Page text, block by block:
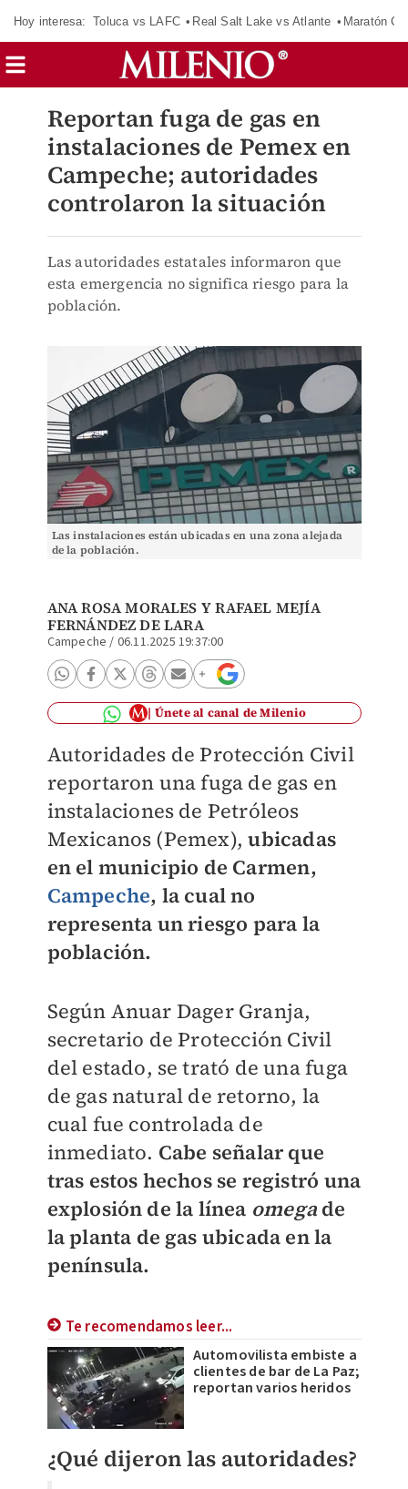
Hoy interesa: Toluca vs LAFC Real Salt Lake vs Atlante Maratón
Reportan fuga de gas en
instalaciones de Pemex en
Campeche; autoridades
controlaron la situación
Las autoridades estatales informaron que
esta emergencia no significa riesgo para la
población.
Las instalaciones están ubicadas en una zona alejada
de la población.
ANA ROSA MORALES YRAFAEL MEJÍA
FERNÁNDEZ DE LARA
Campeche / 06.11.2025 19:37:00
Únete al canal de Milenio
Autoridades de Protección Civil
reportaron una fuga de gas en
instalaciones de Petróleos
Mexicanos (Pemex), ubicadas
en el municipio de Carmen,
Campeche, la cual no
representa un riesgo para la
población.
Según Anuar Dager Granja,
secretario de Protección Civil
del estado, se trató de una fuga
de gas natural de retorno, la
cual fue controlada de
inmediato. Cabe señalar que
tras estos hechos se registró una
explosión de la línea omegade
la planta de gas ubicada en la
península.
Te recomendamos leer...
Automovilista embiste a
clientes de bar de La Paz;
reportan varios heridos
¿Qué dijeron las autoridades?